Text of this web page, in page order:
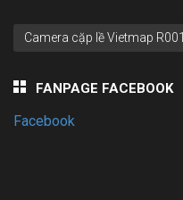
Camera cặp lề Vietmap R001
FANPAGE FACEBOOK
Facebook